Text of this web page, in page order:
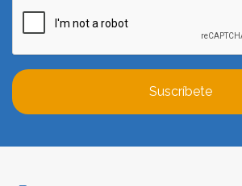
Suscríbete